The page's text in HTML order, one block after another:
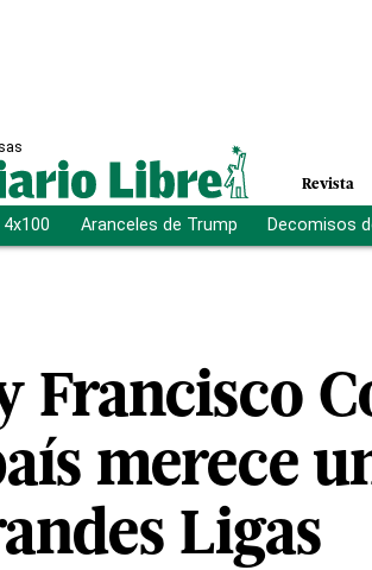
Revista
4x100 Aranceles de Trump Decomisos
Francisco
merece
Ligas